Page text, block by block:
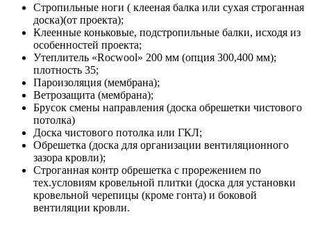
Стропильные ноги ( клееная балка или сухая строганная
доска)(от проекта);
Клеенные коньковые, подстропильные балки, исходя из
особенностей проекта;
Утеплитель «Roсwool» 200 мм (опция 300,400 мм);
плотность 35;
Пароизоляция (мембрана);
Ветрозащита (мембрана);
Брусок смены направления (доска обрешетки чистового
потолка)
Доска чистового потолка или ГКЛ;
Обрешетка (доска для организации вентиляционного
зазора кровли);
Строганная контр обрешетка с прорежением по
тех.условиям кровельной плитки (доска для установки
кровельной черепицы (кроме гонта) и боковой
вентиляции кровли.